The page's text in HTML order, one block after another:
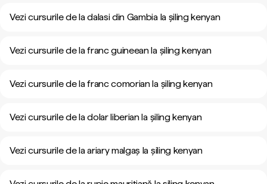
Vezi cursurile de la dalasi din Gambia la șiling kenyan
Vezi cursurile de la franc guineean la șiling kenyan
Vezi cursurile de la franc comorian la șiling kenyan
Vezi cursurile de la dolar liberian la șiling kenyan
Vezi cursurile de la ariary malgaș la șiling kenyan